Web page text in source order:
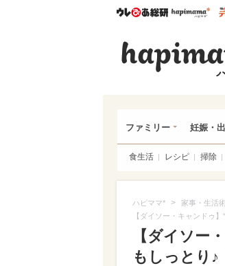
ウレぴあ総
ファミリー 妊娠・
食生活 レシピ 掃除
ハピママ* > 家事・生活術
【ダイソー・キャンドゥ
【ダイソー
もしっとり♪